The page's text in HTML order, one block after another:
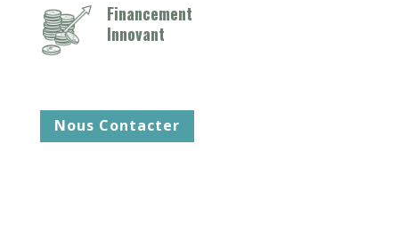
Financement
Innovant
Nous Contacter